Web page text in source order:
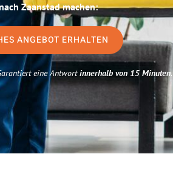
Zaanstad machen:
ANGEBOT ERHALTEN
eine Antwortinnerhalb von 15 Minuten.